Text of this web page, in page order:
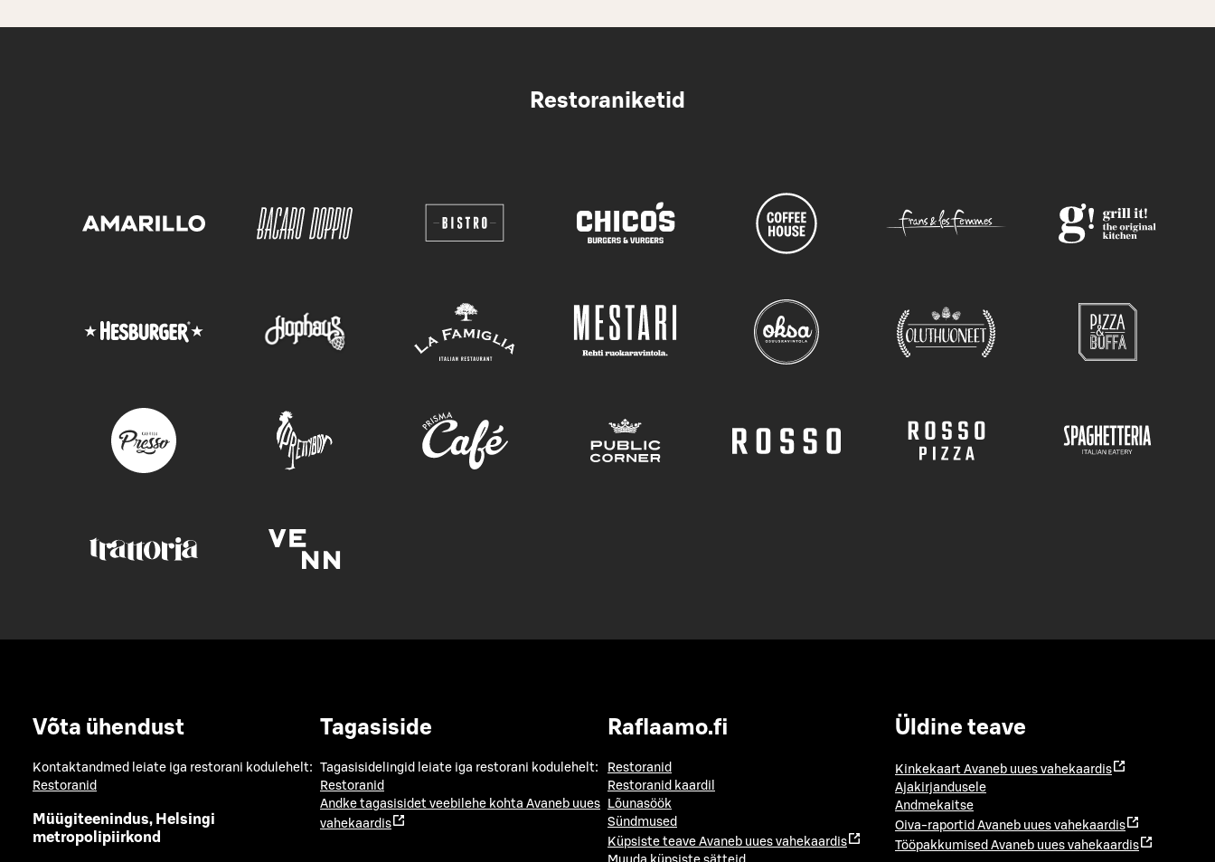
Restoraniketid
Võta ühendust
Kontaktandmed leiate iga restorani kodulehelt:
Restoranid
Müügiteenindus, Helsingi
metropolipiirkond
Tagasiside
Tagasisidelingid leiate iga restorani kodulehelt:
Restoranid
Andke tagasisidet veebilehe kohta Avaneb uues
vahekaardis
Raflaamo.fi
Restoranid
Restoranid kaardil
Lõunasöök
Sündmused
Küpsiste teave Avaneb uues vahekaardis
Üldine teave
Kinkekaart Avaneb uues vahekaardis
Ajakirjandusele
Andmekaitse
Oiva-raportid Avaneb uues vahekaardis
Tööpakkumised Avaneb uues vahekaardis